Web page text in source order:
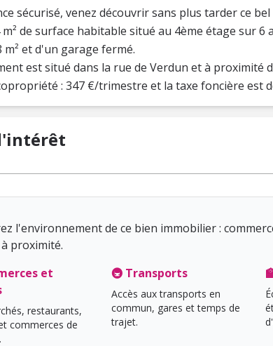
sécurisé, venez découvrir sans plus tarder ce
m² de surface habitable situé au 4ème étage sur 6
m² et d'un garage fermé.
est situé dans la rue de Verdun et à proximité
: 347 €/trimestre et la taxe foncière est
l'environnement de ce bien immobilier :
proximité.
et
restaurants,
commerces de
🚇 Transports
Accès aux transports en
commun, gares et temps de
trajet.